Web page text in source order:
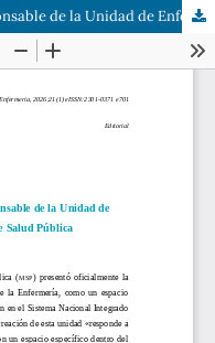
Entrevista a Mercedes Pérez, responsable de la Unidad de Enfermería del Ministerio de Salud Pública